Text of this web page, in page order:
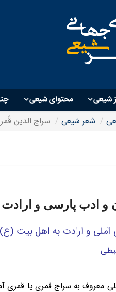
شیعی محتوای شیعی
شعر شیعی سراج الدین
و ادب پارسی و ارادت
آملی و ارادت به اهل بیت (ع)